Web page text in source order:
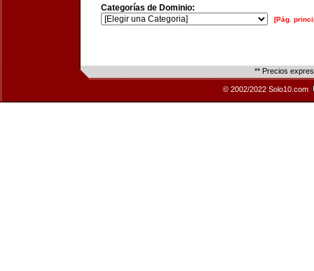
Categorías de Dominio:
[Pág.
** Precios
© 2002/2022 Solo10.com